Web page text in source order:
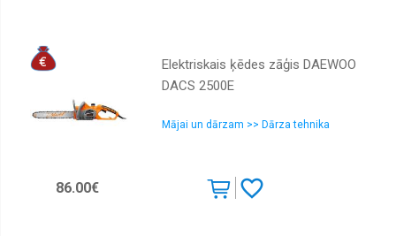
Elektriskais ķēdes zāģis DAEWOO
DACS 2500E
Mājai un dārzam >> Dārza tehnika
86.00€